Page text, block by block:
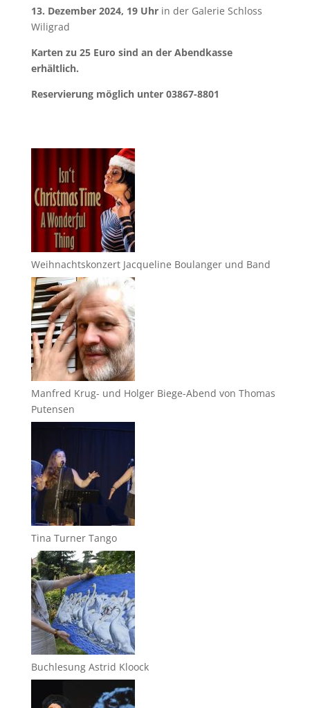
13. Dezember 2024, 19 Uhrin der Galerie Schloss
Wiligrad
Karten zu 25 Euro sind an der Abendkasse
erhältlich.
Reservierung möglich unter 03867-8801
Weihnachtskonzert Jacqueline Boulanger und Band
Manfred Krug- und Holger Biege-Abend von Thomas
Putensen
Tina Turner Tango
Buchlesung Astrid Kloock